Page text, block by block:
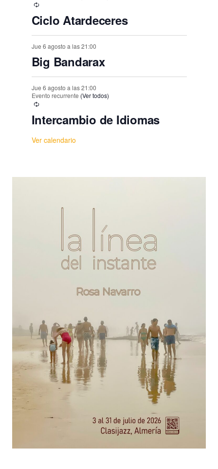
Ciclo Atardeceres
Jue 6 agosto a las 21:00
Big Bandarax
Jue 6 agosto a las 21:00
Evento recurrente (Ver todos)
Intercambio de Idiomas
Ver calendario